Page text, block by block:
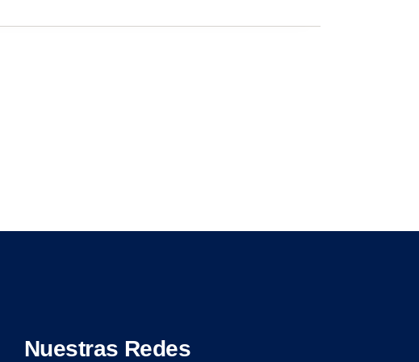
Nuestras Redes